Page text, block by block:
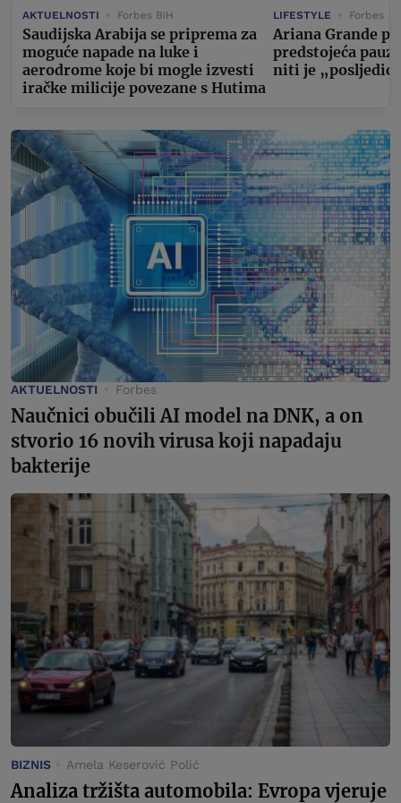
AKTUELNOSTI Forbes BiH
Saudijska Arabija se priprema za
moguće napade na luke i
aerodrome koje bi mogle izvesti
iračke milicije povezane s Hutima
LIFESTYLE Forbes
Ariana Grande
predstojeća
niti je
AKTUELNOSTI Forbes
Naučnici obučili AI model na DNK, a on
stvorio 16 novih virusa koji napadaju
bakterije
BIZNIS Amela Keserović Polić
Analiza tržišta automobila: Evropa vjeruje